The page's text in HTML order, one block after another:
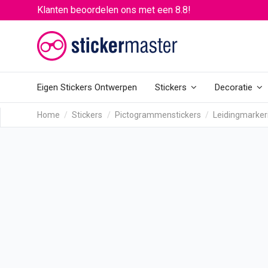
Klanten beoordelen ons met een 8.8!
Eigen Stickers Ontwerpen Stickers Decoratie
Home Stickers Pictogrammenstickers